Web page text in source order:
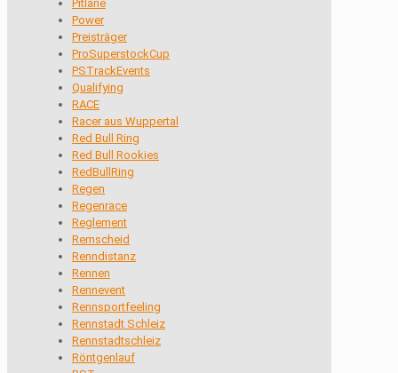
Pitlane
Power
Preisträger
ProSuperstockCup
PSTrackEvents
Qualifying
RACE
Racer aus Wuppertal
Red Bull Ring
Red Bull Rookies
RedBullRing
Regen
Regenrace
Reglement
Remscheid
Renndistanz
Rennen
Rennevent
Rennsportfeeling
Rennstadt Schleiz
Rennstadtschleiz
Röntgenlauf